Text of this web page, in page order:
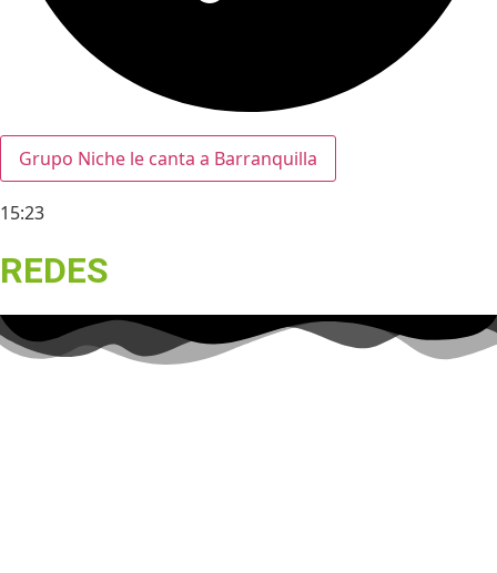
Grupo Niche le canta a Barranquilla
15:23
REDES